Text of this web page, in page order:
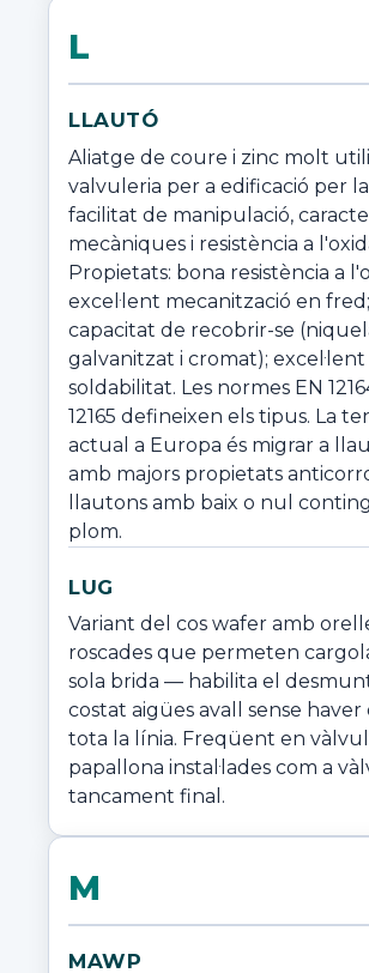
L
LLAUTÓ
Aliatge de coure i zinc molt
valvuleria per a edificació per la
facilitat de manipulació,
mecàniques i resistència a
Propietats: bona resistència a
excel·lent mecanització en
capacitat de recobrir-se
galvanitzat i cromat); excel·lent
soldabilitat. Les normes EN
12165 defineixen els tipus. La
actual a Europa és migrar a
amb majors propietats
llautons amb baix o nul
plom.
LUG
Variant del cos wafer amb
roscades que permeten
sola brida — habilita el
costat aigües avall sense
tota la línia. Freqüent en
papallona instal·lades com a
tancament final.
M
MAWP